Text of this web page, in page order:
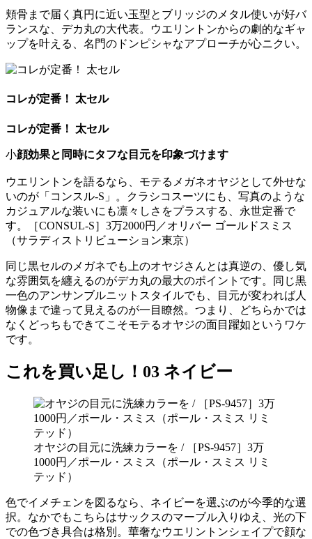
頬骨まで届く真円に近い玉型とブリッジのメタル使いが好バ
ランスな、デカ丸の大代表。ウエリントンからの劇的なギャ
ップを叶える、名門のドンピシャなアプローチが心ニクい。
コレが定番！ 太セル
コレが定番！ 太セル
小顔効果と同時にタフな目元を印象づけます
ウエリントンを語るなら、モテるメガネオヤジとして外せな
いのが「コンスル-S」。クラシコスーツにも、写真のような
カジュアルな装いにも凛々しさをプラスする、永世定番で
す。［CONSUL-S］3万2000円／オリバー ゴールドスミス
（サラディストリビューション東京）
同じ黒セルのメガネでも上のオヤジさんとは真逆の、優し気
な雰囲気を纏えるのがデカ丸の最大のポイントです。同じ黒
一色のアンサンブルニットスタイルでも、目元が変われば人
物像まで違って見えるのが一目瞭然。つまり、どちらかでは
なくどっちもできてこそモテるオヤジの面目躍如というワケ
です。
これを買い足し！03 ネイビー
オヤジの目元に洗練カラーを / ［PS-9457］3万
1000円／ポール・スミス（ポール・スミス リミ
テッド）
色でイメチェンを図るなら、ネイビーを選ぶのが今季的な選
択。なかでもこちらはサックスのマーブル入りゆえ、光の下
での色づき具合は格別。華奢なウエリントンシェイプで顔な